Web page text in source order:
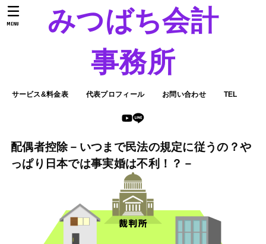
みつばち会計
事務所
サービス&料金表 代表プロフィール お問い合わせ TEL
MENU
配偶者控除－いつまで民法の規定に従うの？や
っぱり日本では事実婚は不利！？－